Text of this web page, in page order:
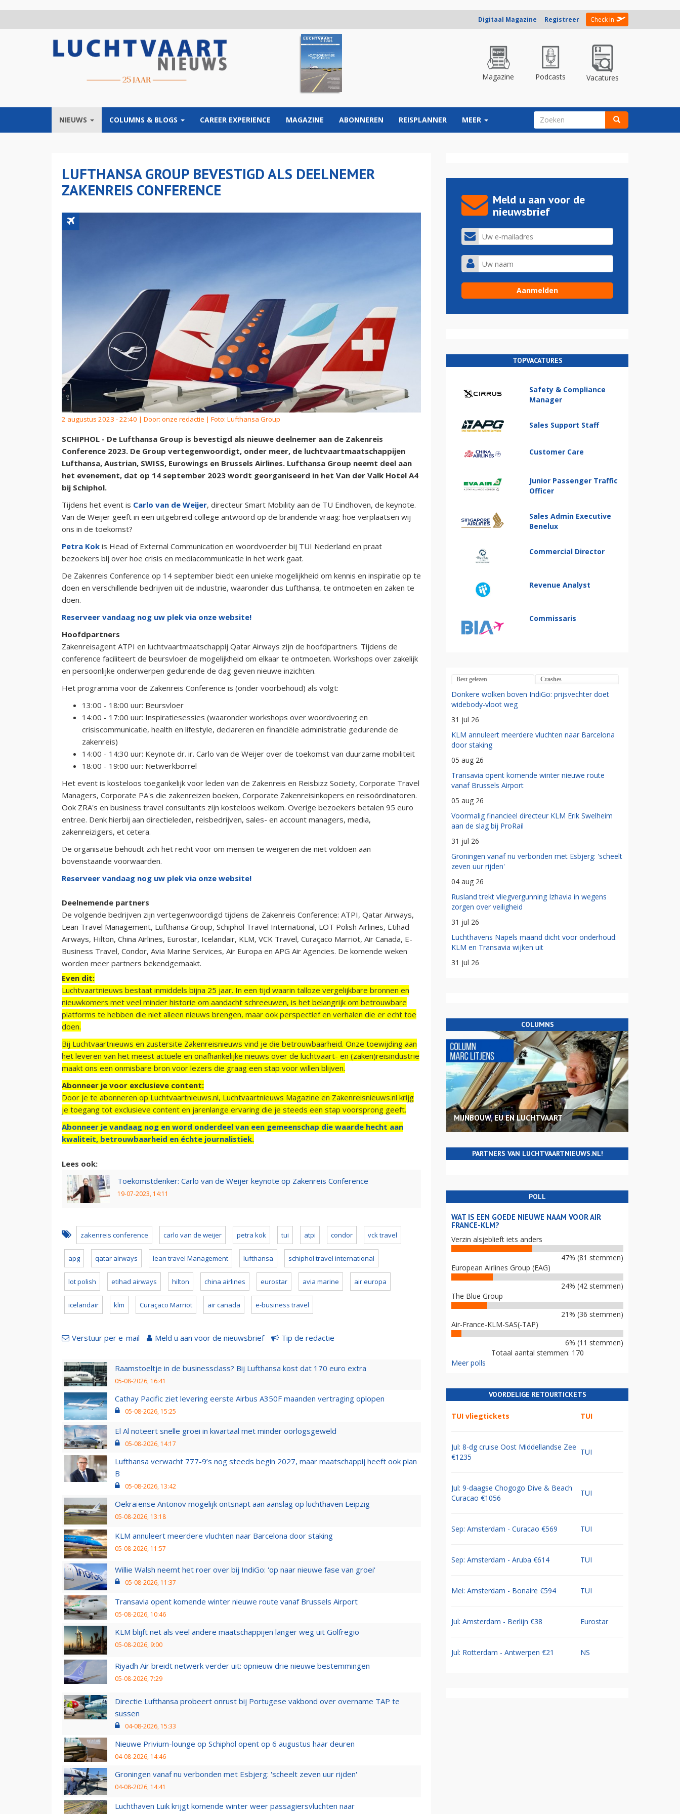
Digitaal Magazine Registreer Check in
Magazine Podcasts Vacatures
NIEUWS COLUMNS & BLOGS CAREER EXPERIENCE MAGAZINE ABONNEREN REISPLANNER MEER ZOEKVELD
LUFTHANSA GROUP BEVESTIGD ALS DEELNEMER
ZAKENREIS CONFERENCE
2 augustus 2023 - 22:40 | Door: onze redactie | Foto: Lufthansa Group
SCHIPHOL - De Lufthansa Group is bevestigd als nieuwe deelnemer aan de Zakenreis
Conference 2023. De Group vertegenwoordigt, onder meer, de luchtvaartmaatschappijen
Lufthansa, Austrian, SWISS, Eurowings en Brussels Airlines. Lufthansa Group neemt deel aan
het evenement, dat op 14 september 2023 wordt georganiseerd in het Van der Valk Hotel A4
bij Schiphol.
Tijdens het event is Carlo van de Weijer, directeur Smart Mobility aan de TU Eindhoven, de keynote.
Van de Weijer geeft in een uitgebreid college antwoord op de brandende vraag: hoe verplaatsen wij
ons in de toekomst?
Petra Kok is Head of External Communication en woordvoerder bij TUI Nederland en praat
bezoekers bij over hoe crisis en mediacommunicatie in het werk gaat.
De Zakenreis Conference op 14 september biedt een unieke mogelijkheid om kennis en inspiratie op te
doen en verschillende bedrijven uit de industrie, waaronder dus Lufthansa, te ontmoeten en zaken te
doen.
Reserveer vandaag nog uw plek via onze website!
Hoofdpartners
Zakenreisagent ATPI en luchtvaartmaatschappij Qatar Airways zijn de hoofdpartners. Tijdens de
conference faciliteert de beursvloer de mogelijkheid om elkaar te ontmoeten. Workshops over zakelijk
en persoonlijke onderwerpen gedurende de dag geven nieuwe inzichten.
Het programma voor de Zakenreis Conference is (onder voorbehoud) als volgt:
13:00 - 18:00 uur: Beursvloer
14:00 - 17:00 uur: Inspiratiesessies (waaronder workshops over woordvoering en
crisiscommunicatie, health en lifestyle, declareren en financiële administratie gedurende de
zakenreis)
14:00 - 14:30 uur: Keynote dr. ir. Carlo van de Weijer over de toekomst van duurzame mobiliteit
18:00 - 19:00 uur: Netwerkborrel
H et event is kosteloos toegankelijk voor leden van de Zakenreis en Reisbizz Society, Corporate Travel
Managers, Corporate PA's die zakenreizen boeken, Corporate Zakenreisinkopers en reisoördinatoren.
Ook ZRA's en business travel consultants zijn kosteloos welkom. Overige bezoekers betalen 95 euro
entree. Denk hierbij aan directieleden, reisbedrijven, sales- en account managers, media,
zakenreizigers, et cetera.
De organisatie behoudt zich het recht voor om mensen te weigeren die niet voldoen aan
bovenstaande voorwaarden.
Reserveer vandaag nog uw plek via onze website!
Deelnemende partners
De volgende bedrijven zijn vertegenwoordigd tijdens de Zakenreis Conference: ATPI, Qatar Airways,
Lean Travel Management, Lufthansa Group, Schiphol Travel International, LOT Polish Airlines, Etihad
Airways, Hilton, China Airlines, Eurostar, Icelandair, KLM, VCK Travel, Curaçaco Marriot, Air Canada, E-
Business Travel, Condor, Avia Marine Services, Air Europa en APG Air Agencies. De komende weken
worden meer partners bekendgemaakt.
Even dit:
Luchtvaartnieuws bestaat inmiddels bijna 25 jaar. In een tijd waarin talloze vergelijkbare bronnen en
nieuwkomers met veel minder historie om aandacht schreeuwen, is het belangrijk om betrouwbare
platforms te hebben die niet alleen nieuws brengen, maar ook perspectief en verhalen die er echt toe
doen.
Bij Luchtvaartnieuws en zustersite Zakenreisnieuws vind je die betrouwbaarheid. Onze toewijding aan
het leveren van het meest actuele en onafhankelijke nieuws over de luchtvaart- en (zaken)reisindustrie
maakt ons een onmisbare bron voor lezers die graag een stap voor willen blijven.
Abonneer je voor exclusieve content:
Door je te abonneren op Luchtvaartnieuws.nl, Luchtvaartnieuws Magazine en Zakenreisnieuws.nl krijg
je toegang tot exclusieve content en jarenlange ervaring die je steeds een stap voorsprong geeft.
Abonneer je vandaag nog en word onderdeel van een gemeenschap die waarde hecht aan
kwaliteit, betrouwbaarheid en échte journalistiek.
Lees ook:
Toekomstdenker: Carlo van de Weijer keynote op Zakenreis Conference
19-07-2023, 14:11
zakenreis conference carlo van de weijer petra kok tui atpi condor vck travel
apg qatar airways lean travel Management lufthansa schiphol travel international
lot polish etihad airways hilton china airlines eurostar avia marine air europa
icelandair klm Curaçaco Marriot air canada e-business travel
Verstuur per e-mail Meld u aan voor de nieuwsbrief Tip de redactie
Raamstoeltje in de businessclass? Bij Lufthansa kost dat 170 euro extra
05-08-2026, 16:41
Cathay Pacific ziet levering eerste Airbus A350F maanden vertraging oplopen
05-08-2026, 15:25
El Al noteert snelle groei in kwartaal met minder oorlogsgeweld
05-08-2026, 14:17
Lufthansa verwacht 777-9’s nog steeds begin 2027, maar maatschappij heeft ook plan
B
05-08-2026, 13:42
Oekraïense Antonov mogelijk ontsnapt aan aanslag op luchthaven Leipzig
05-08-2026, 13:18
KLM annuleert meerdere vluchten naar Barcelona door staking
05-08-2026, 11:57
Willie Walsh neemt het roer over bij IndiGo: 'op naar nieuwe fase van groei'
05-08-2026, 11:37
Transavia opent komende winter nieuwe route vanaf Brussels Airport
05-08-2026, 10:46
KLM blijft net als veel andere maatschappijen langer weg uit Golfregio
05-08-2026, 9:00
Riyadh Air breidt netwerk verder uit: opnieuw drie nieuwe bestemmingen
05-08-2026, 7:29
Directie Lufthansa probeert onrust bij Portugese vakbond over overname TAP te
sussen
04-08-2026, 15:33
Nieuwe Privium-lounge op Schiphol opent op 6 augustus haar deuren
04-08-2026, 14:46
Groningen vanaf nu verbonden met Esbjerg: 'scheelt zeven uur rijden'
04-08-2026, 14:41
Luchthaven Luik krijgt komende winter weer passagiersvluchten naar
Meld u aan voor de
nieuwsbrief
TOPVACATURES
Safety & Compliance
Manager
Sales Support Staff
Customer Care
Junior Passenger Traffic
Officer
Sales Admin Executive
Benelux
Commercial Director
Revenue Analyst
Commissaris
Best gelezen Crashes
Donkere wolken boven IndiGo: prijsvechter doet
widebody-vloot weg
31 jul 26
KLM annuleert meerdere vluchten naar Barcelona
door staking
05 aug 26
Transavia opent komende winter nieuwe route
vanaf Brussels Airport
05 aug 26
Voormalig financieel directeur KLM Erik Swelheim
aan de slag bij ProRail
31 jul 26
Groningen vanaf nu verbonden met Esbjerg: 'scheelt
zeven uur rijden'
04 aug 26
Rusland trekt vliegvergunning Izhavia in wegens
zorgen over veiligheid
31 jul 26
Luchthavens Napels maand dicht voor onderhoud:
KLM en Transavia wijken uit
31 jul 26
COLUMNS
MIJNBOUW, EU EN LUCHTVAART
PARTNERS VAN LUCHTVAARTNIEUWS.NL!
POLL
WAT IS EEN GOEDE NIEUWE NAAM VOOR AIR
FRANCE-KLM?
Verzin alsjeblieft iets anders
47% (81 stemmen)
European Airlines Group (EAG)
24% (42 stemmen)
The Blue Group
21% (36 stemmen)
Air-France-KLM-SAS(-TAP)
6% (11 stemmen)
Totaal aantal stemmen: 170
Meer polls
VOORDELIGE RETOURTICKETS
TUI vliegtickets TUI
Jul: 8-dg cruise Oost Middellandse Zee
€1235
TUI
Jul: 9-daagse Chogogo Dive & Beach
Curacao €1056
TUI
Sep: Amsterdam - Curacao €569 TUI
Sep: Amsterdam - Aruba €614 TUI
Mei: Amsterdam - Bonaire €594 TUI
Jul: Amsterdam - Berlijn €38 Eurostar
Jul: Rotterdam - Antwerpen €21 NS